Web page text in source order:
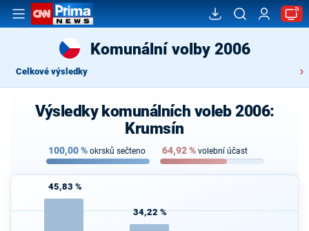
Komunální volby 2006
Celkové výsledky
Výsledky komunálních voleb 2006:
Krumsín
100,00% okrsků sečteno 64,92% volební účast
45,83 %
34,22 %